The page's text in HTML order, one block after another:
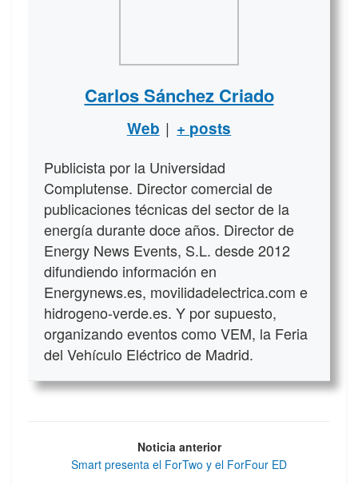
Carlos Sánchez Criado
Web | + posts
Publicista por la Universidad
Complutense. Director comercial de
publicaciones técnicas del sector de la
energía durante doce años. Director de
Energy News Events, S.L. desde 2012
difundiendo información en
Energynews.es, movilidadelectrica.com e
hidrogeno-verde.es. Y por supuesto,
organizando eventos como VEM, la Feria
del Vehículo Eléctrico de Madrid.
Noticia anterior
Smart presenta el ForTwo y el ForFour ED